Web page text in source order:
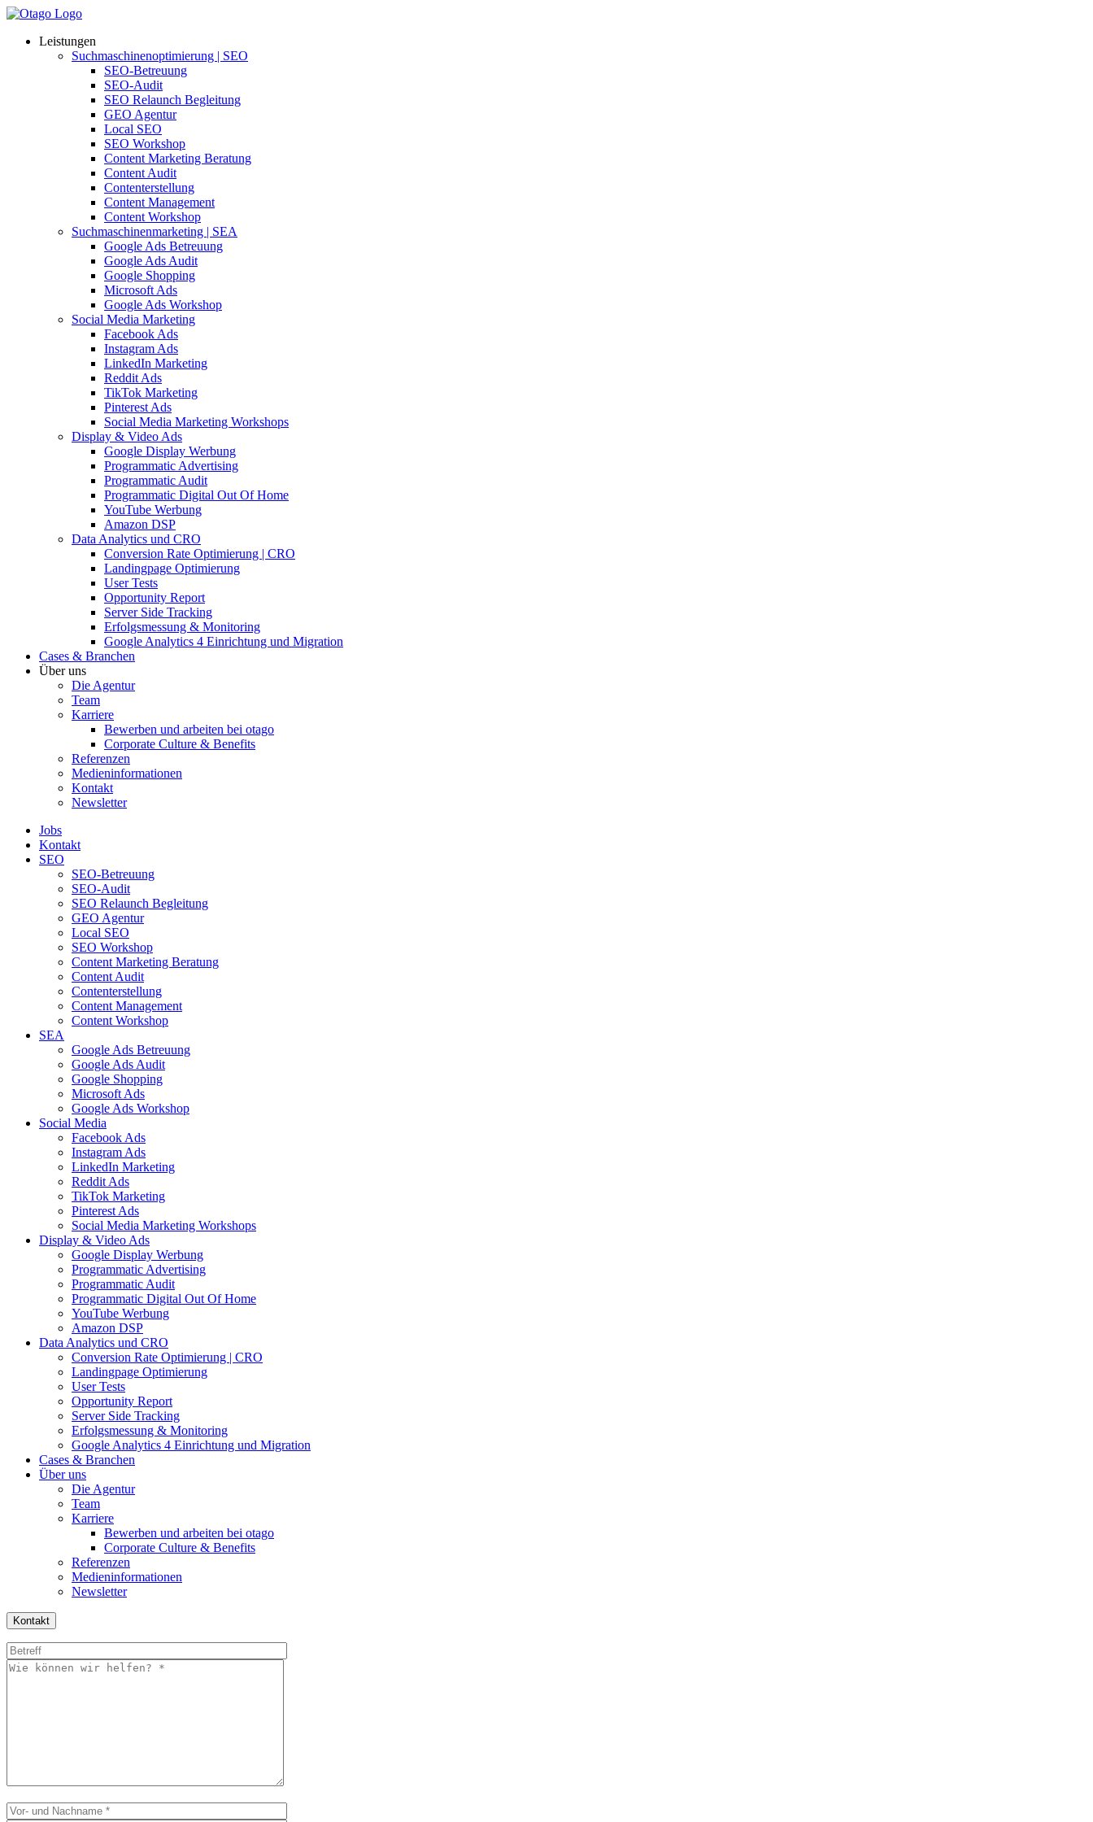
Leistungen
Suchmaschinenoptimierung | SEO
SEO-Betreuung
SEO-Audit
SEO Relaunch Begleitung
GEO Agentur
Local SEO
SEO Workshop
Content Marketing Beratung
Content Audit
Contenterstellung
Content Management
Content Workshop
Suchmaschinenmarketing | SEA
Google Ads Betreuung
Google Ads Audit
Google Shopping
Microsoft Ads
Google Ads Workshop
Social Media Marketing
Facebook Ads
Instagram Ads
LinkedIn Marketing
Reddit Ads
TikTok Marketing
Pinterest Ads
Social Media Marketing Workshops
Display & Video Ads
Google Display Werbung
Programmatic Advertising
Programmatic Audit
Programmatic Digital Out Of Home
YouTube Werbung
Amazon DSP
Data Analytics und CRO
Conversion Rate Optimierung | CRO
Landingpage Optimierung
User Tests
Opportunity Report
Server Side Tracking
Erfolgsmessung & Monitoring
Google Analytics 4 Einrichtung und Migration
Cases & Branchen
Über uns
Die Agentur
Team
Karriere
Bewerben und arbeiten bei otago
Corporate Culture & Benefits
Referenzen
Medieninformationen
Kontakt
Newsletter
Jobs
Kontakt
SEO
SEO-Betreuung
SEO-Audit
SEO Relaunch Begleitung
GEO Agentur
Local SEO
SEO Workshop
Content Marketing Beratung
Content Audit
Contenterstellung
Content Management
Content Workshop
SEA
Google Ads Betreuung
Google Ads Audit
Google Shopping
Microsoft Ads
Google Ads Workshop
Social Media
Facebook Ads
Instagram Ads
LinkedIn Marketing
Reddit Ads
TikTok Marketing
Pinterest Ads
Social Media Marketing Workshops
Display & Video Ads
Google Display Werbung
Programmatic Advertising
Programmatic Audit
Programmatic Digital Out Of Home
YouTube Werbung
Amazon DSP
Data Analytics und CRO
Conversion Rate Optimierung | CRO
Landingpage Optimierung
User Tests
Opportunity Report
Server Side Tracking
Erfolgsmessung & Monitoring
Google Analytics 4 Einrichtung und Migration
Cases & Branchen
Über uns
Die Agentur
Team
Karriere
Bewerben und arbeiten bei otago
Corporate Culture & Benefits
Referenzen
Medieninformationen
Newsletter
Kontakt